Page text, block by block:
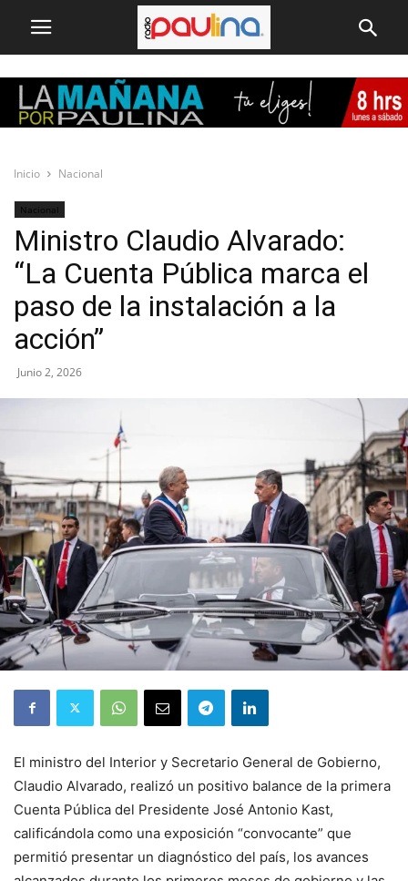
Inicio Nacional
Nacional
Ministro Claudio Alvarado:
“La Cuenta Pública marca el
paso de la instalación a la
acción”
Junio 2, 2026
El ministro del Interior y Secretario General de Gobierno,
Claudio Alvarado, realizó un positivo balance de la primera
Cuenta Pública del Presidente José Antonio Kast,
calificándola como una exposición “convocante” que
permitió presentar un diagnóstico del país, los avances